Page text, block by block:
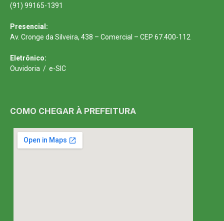
(91) 99165-1391
Presencial:
Av. Cronge da Silveira, 438 – Comercial – CEP 67.400-112
Eletrônico:
Ouvidoria / e-SIC
COMO CHEGAR À PREFEITURA